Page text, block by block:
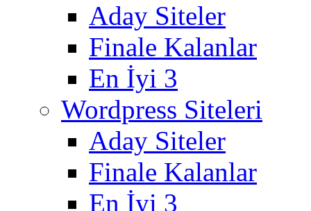
Aday Siteler
Finale Kalanlar
En İyi 3
Wordpress Siteleri
Aday Siteler
Finale Kalanlar
En İyi 3